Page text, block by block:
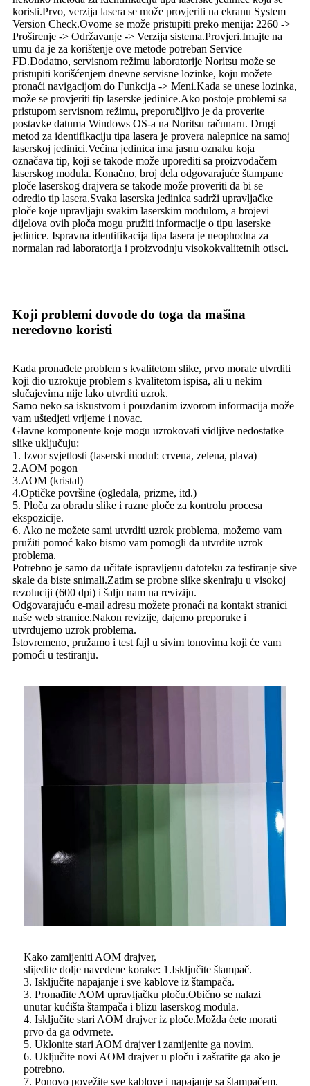
koristi.Prvo, verzija lasera se može provjeriti na ekranu System
Version Check.Ovome se može pristupiti preko menija: 2260 ->
Proširenje -> Održavanje -> Verzija sistema.Provjeri.Imajte na
umu da je za korištenje ove metode potreban Service
FD.Dodatno, servisnom režimu laboratorije Noritsu može se
pristupiti korišćenjem dnevne servisne lozinke, koju možete
pronaći navigacijom do Funkcija -> Meni.Kada se unese lozinka,
može se provjeriti tip laserske jedinice.Ako postoje problemi sa
pristupom servisnom režimu, preporučljivo je da proverite
postavke datuma Windows OS-a na Noritsu računaru. Drugi
metod za identifikaciju tipa lasera je provera nalepnice na samoj
laserskoj jedinici.Većina jedinica ima jasnu oznaku koja
označava tip, koji se takođe može uporediti sa proizvođačem
laserskog modula. Konačno, broj dela odgovarajuće štampane
ploče laserskog drajvera se takođe može proveriti da bi se
odredio tip lasera.Svaka laserska jedinica sadrži upravljačke
ploče koje upravljaju svakim laserskim modulom, a brojevi
dijelova ovih ploča mogu pružiti informacije o tipu laserske
jedinice. Ispravna identifikacija tipa lasera je neophodna za
normalan rad laboratorija i proizvodnju visokokvalitetnih otisci.
Koji problemi dovode do toga da mašina
neredovno koristi
Kada pronađete problem s kvalitetom slike, prvo morate utvrditi
koji dio uzrokuje problem s kvalitetom ispisa, ali u nekim
slučajevima nije lako utvrditi uzrok.
Samo neko sa iskustvom i pouzdanim izvorom informacija može
vam uštedjeti vrijeme i novac.
Glavne komponente koje mogu uzrokovati vidljive nedostatke
slike uključuju:
1. Izvor svjetlosti (laserski modul: crvena, zelena, plava)
2.AOM pogon
3.AOM (kristal)
4.Optičke površine (ogledala, prizme, itd.)
5. Ploča za obradu slike i razne ploče za kontrolu procesa
ekspozicije.
6. Ako ne možete sami utvrditi uzrok problema, možemo vam
pružiti pomoć kako bismo vam pomogli da utvrdite uzrok
problema.
Potrebno je samo da učitate ispravljenu datoteku za testiranje sive
skale da biste snimali.Zatim se probne slike skeniraju u visokoj
rezoluciji (600 dpi) i šalju nam na reviziju.
Odgovarajuću e-mail adresu možete pronaći na kontakt stranici
naše web stranice.Nakon revizije, dajemo preporuke i
utvrđujemo uzrok problema.
Istovremeno, pružamo i test fajl u sivim tonovima koji će vam
pomoći u testiranju.
Kako zamijeniti AOM drajver,
slijedite dolje navedene korake: 1.Isključite štampač.
3. Isključite napajanje i sve kablove iz štampača.
3. Pronađite AOM upravljačku ploču.Obično se nalazi
unutar kućišta štampača i blizu laserskog modula.
4. Isključite stari AOM drajver iz ploče.Možda ćete morati
prvo da ga odvrnete.
5. Uklonite stari AOM drajver i zamijenite ga novim.
6. Uključite novi AOM drajver u ploču i zašrafite ga ako je
potrebno.
7. Ponovo povežite sve kablove i napajanje sa štampačem.